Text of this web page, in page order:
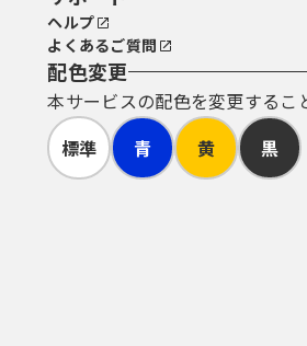
ヘルプ
よくあるご質問
配色変更
本サービスの配色を変更するこ
標準
青 黄 黒